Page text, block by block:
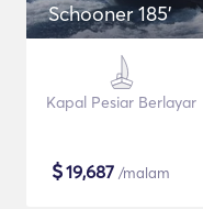
Schooner 185'
Kapal Pesiar Berlayar
$19,687 /malam